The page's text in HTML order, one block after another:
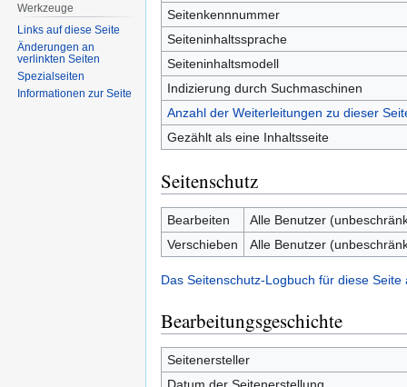
Seitenkennnummer
Seiteninhaltssprache
Seiteninhaltsmodell
Indizierung durch Suchmaschinen
Anzahl der Weiterleitungen zu dieser
Gezählt als eine Inhaltsseite
Seitenschutz
Bearbeiten
Alle Benutzer
Verschieben
Alle Benutzer
Das Seitenschutz-Logbuch für diese Seite
Bearbeitungsgeschichte
Seitenersteller
Werkzeuge
Links auf diese Seite
Änderungen an
verlinkten Seiten
Spezialseiten
Informationen zur Seite